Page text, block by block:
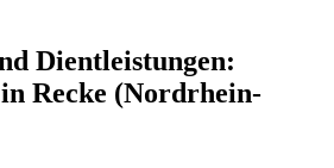
Dientleistungen:
Recke (Nordrhein-